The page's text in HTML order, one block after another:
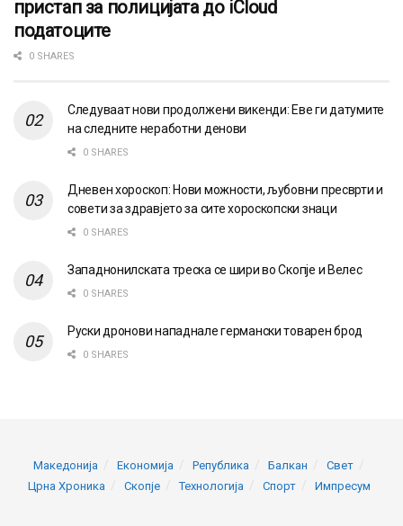
пристап за полицијата до iCloud
податоците
0 SHARES
Следуваат нови продолжени викенди: Еве ги датумите
на следните неработни денови
0 SHARES
Дневен хороскоп: Нови можности, љубовни пресврти и
совети за здравјето за сите хороскопски знаци
0 SHARES
Западнонилската треска се шири во Скопје и Велес
0 SHARES
Руски дронови нападнале германски товарен брод
0 SHARES
Македонија Економија Република Балкан
Свет
Црна Хроника
Скопје Технологија Спорт Импресум